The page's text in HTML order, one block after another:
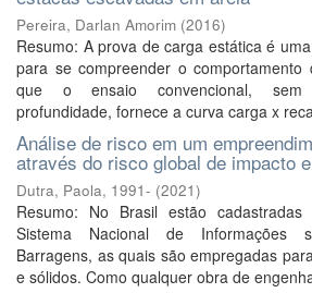
Pereira, Darlan Amorim (2016)
Resumo: A prova de carga estática é
para se compreender o comportamento
que o ensaio convencional, sem
profundidade, fornece a curva carga x
Análise de risco em um
através do risco global de impacto
Dutra, Paola, 1991- (2021)
Resumo: No Brasil estão
Sistema Nacional de Informações
Barragens, as quais são empregadas
e sólidos. Como qualquer obra de